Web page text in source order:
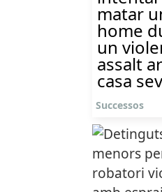
matar
home
un
assalt
casa
Successos